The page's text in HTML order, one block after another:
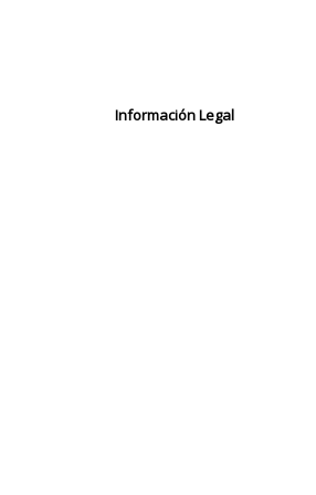
Información Legal